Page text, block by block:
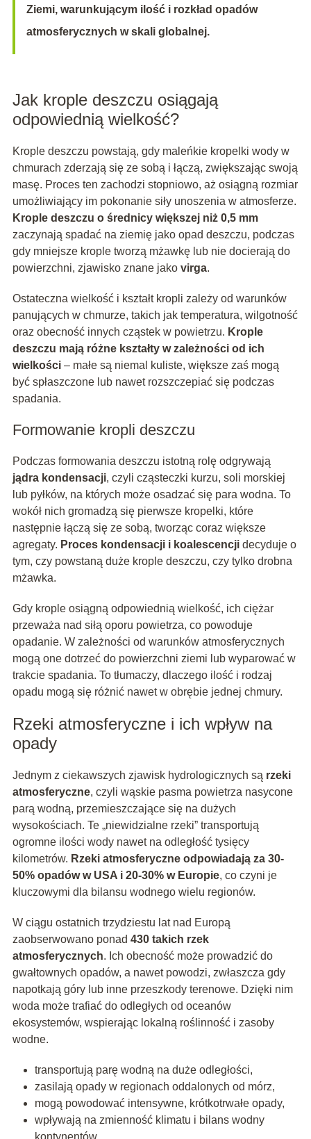
Ziemi, warunkującym ilość i rozkład opadów
atmosferycznych w skali globalnej.
Jak krople deszczu osiągają
odpowiednią wielkość?
Krople deszczu powstają, gdy maleńkie kropelki wody w
chmurach zderzają się ze sobą i łączą, zwiększając swoją
masę. Proces ten zachodzi stopniowo, aż osiągną rozmiar
umożliwiający im pokonanie siły unoszenia w atmosferze.
Krople deszczu o średnicy większej niż 0,5 mm
zaczynają spadać na ziemię jako opad deszczu, podczas
gdy mniejsze krople tworzą mżawkę lub nie docierają do
powierzchni, zjawisko znane jako virga.
Ostateczna wielkość i kształt kropli zależy od warunków
panujących w chmurze, takich jak temperatura, wilgotność
oraz obecność innych cząstek w powietrzu. Krople
deszczu mają różne kształty w zależności od ich
wielkości– małe są niemal kuliste, większe zaś mogą
być spłaszczone lub nawet rozszczepiać się podczas
spadania.
Formowanie kropli deszczu
Podczas formowania deszczu istotną rolę odgrywają
jądra kondensacji, czyli cząsteczki kurzu, soli morskiej
lub pyłków, na których może osadzać się para wodna. To
wokół nich gromadzą się pierwsze kropelki, które
następnie łączą się ze sobą, tworząc coraz większe
agregaty. Proces kondensacji i koalescencjidecyduje o
tym, czy powstaną duże krople deszczu, czy tylko drobna
mżawka.
Gdy krople osiągną odpowiednią wielkość, ich ciężar
przeważa nad siłą oporu powietrza, co powoduje
opadanie. W zależności od warunków atmosferycznych
mogą one dotrzeć do powierzchni ziemi lub wyparować w
trakcie spadania. To tłumaczy, dlaczego ilość i rodzaj
opadu mogą się różnić nawet w obrębie jednej chmury.
Rzeki atmosferyczne i ich wpływ na
opady
Jednym z ciekawszych zjawisk hydrologicznych są rzeki
atmosferyczne, czyli wąskie pasma powietrza nasycone
parą wodną, przemieszczające się na dużych
wysokościach. Te „niewidzialne rzeki” transportują
ogromne ilości wody nawet na odległość tysięcy
kilometrów. Rzeki atmosferyczne odpowiadają za 30-
50% opadów w USA i 20-30% w Europie, co czyni je
kluczowymi dla bilansu wodnego wielu regionów.
W ciągu ostatnich trzydziestu lat nad Europą
zaobserwowano ponad 430 takich rzek
atmosferycznych. Ich obecność może prowadzić do
gwałtownych opadów, a nawet powodzi, zwłaszcza gdy
napotkają góry lub inne przeszkody terenowe. Dzięki nim
woda może trafiać do odległych od oceanów
ekosystemów, wspierając lokalną roślinność i zasoby
wodne.
transportują parę wodną na duże odległości,
zasilają opady w regionach oddalonych od mórz,
mogą powodować intensywne, krótkotrwałe opady,
wpływają na zmienność klimatu i bilans wodny